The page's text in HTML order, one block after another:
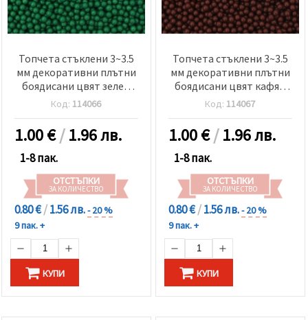
Топчета стъклени 3~3.5
мм декоративни плътни
боядисани цвят зелен
-50 грама
Код: 114066
1.00€/1.96 лв.
1-8 пак.
ОТСТЪПКИ
ЗА КОЛИЧЕСТВО
0.80 €/1.56 лв.- 20 %
9 пак. +
КУПИ
Топчета стъклени 3~3.5
мм декоративни плътни
боядисани цвят кафяв
-50 грама
Код: 114067
1.00€/1.96 лв.
1-8 пак.
ОТСТЪПКИ
ЗА КОЛИЧЕСТВО
0.80 €/1.56 лв.- 20 %
9 пак. +
КУПИ